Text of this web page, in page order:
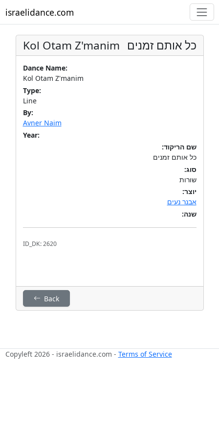
israelidance.com
Kol Otam Z'manim כל אותם זמנים
Dance Name:
Kol Otam Z'manim
Type:
Line
By:
Avner Naim
Year:
שם הריקוד:
כל אותם זמנים
סוג:
שורות
יוצר:
אבנר נעים
שנה:
ID_DK: 2620
Back
Copyleft 2026 - israelidance.com - Terms of Service